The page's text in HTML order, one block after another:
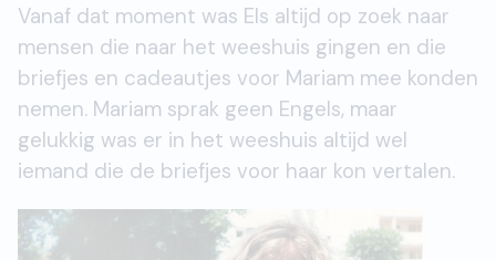
Vanaf dat moment was Els altijd op zoek naar
mensen die naar het weeshuis gingen en die
briefjes en cadeautjes voor Mariam mee konden
nemen. Mariam sprak geen Engels, maar
gelukkig was er in het weeshuis altijd wel
iemand die de briefjes voor haar kon vertalen.